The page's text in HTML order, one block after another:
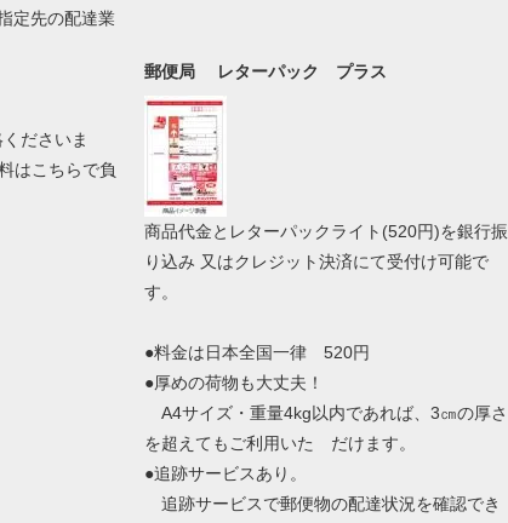
定先の配達業
ださいま
はこちらで負
郵便局 レターパック プラス
商品代金とレターパックライト(520円)を銀行振
り込み 又はクレジット決済にて受付け可能で
す。
●料金は日本全国一律 520円
●厚めの荷物も大丈夫！
A4サイズ・重量4kg以内であれば、3㎝の厚さ
を超えてもご利用いた だけます。
●追跡サービスあり。
追跡サービスで郵便物の配達状況を確認でき